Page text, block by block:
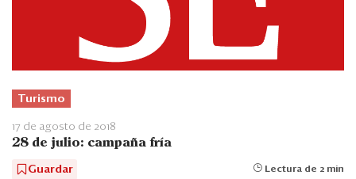
Turismo
17 de agosto de 2018
28 de julio: campaña fría
Guardar Lectura de 2 min